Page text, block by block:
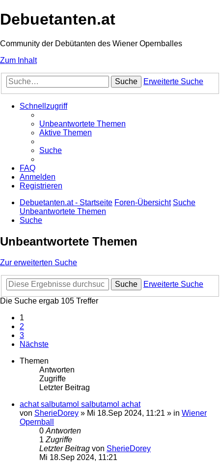
Debuetanten.at
Community der Debütanten des Wiener Opernballes
Zum Inhalt
Suche Erweiterte Suche
Schnellzugriff
Unbeantwortete Themen
Aktive Themen
Suche
FAQ
Anmelden
Registrieren
Debuetanten.at - Startseite Foren-Übersicht Suche
Unbeantwortete Themen
Suche
Unbeantwortete Themen
Zur erweiterten Suche
Suche
Erweiterte Suche
Die Suche ergab 105 Treffer
1
2
3
Nächste
Themen
Antworten
Zugriffe
Letzter Beitrag
achat salbutamol salbutamol achat
von SherieDorey » Mi 18.Sep 2024, 11:21 » in Wiener
Opernball
0 Antworten
1 Zugriffe
Letzter Beitrag von SherieDorey
Mi 18.Sep 2024, 11:21